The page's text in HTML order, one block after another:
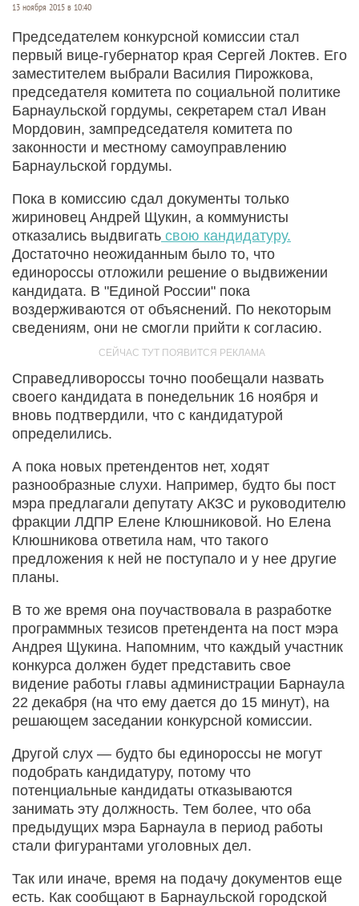
13 ноября 2015 в 10:40
Председателем конкурсной комиссии стал
первый вице-губернатор края Сергей Локтев. Его
заместителем выбрали Василия Пирожкова,
председателя комитета по социальной политике
Барнаульской гордумы, секретарем стал Иван
Мордовин, зампредседателя комитета по
законности и местному самоуправлению
Барнаульской гордумы.
Пока в комиссию сдал документы только
жириновец Андрей Щукин, а коммунисты
отказались выдвигать свою кандидатуру.
Достаточно неожиданным было то, что
единороссы отложили решение о выдвижении
кандидата. В "Единой России" пока
воздерживаются от объяснений. По некоторым
сведениям, они не смогли прийти к согласию.
Справедливороссы точно пообещали назвать
своего кандидата в понедельник 16 ноября и
вновь подтвердили, что с кандидатурой
определились.
А пока новых претендентов нет, ходят
разнообразные слухи. Например, будто бы пост
мэра предлагали депутату АКЗС и руководителю
фракции ЛДПР Елене Клюшниковой. Но Елена
Клюшникова ответила нам, что такого
предложения к ней не поступало и у нее другие
планы.
В то же время она поучаствовала в разработке
программных тезисов претендента на пост мэра
Андрея Щукина. Напомним, что каждый участник
конкурса должен будет представить свое
видение работы главы администрации Барнаула
22 декабря (на что ему дается до 15 минут), на
решающем заседании конкурсной комиссии.
Другой слух — будто бы единороссы не могут
подобрать кандидатуру, потому что
потенциальные кандидаты отказываются
занимать эту должность. Тем более, что оба
предыдущих мэра Барнаула в период работы
стали фигурантами уголовных дел.
Так или иначе, время на подачу документов еще
есть. Как сообщают в Барнаульской городской